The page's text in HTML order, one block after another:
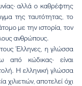
αλλά ο καθρέφτης
της ταυτότητας, το
με την ιστορία, τον
ανθρώπους.
από κώδικας· είναι
Η ελληνική γλώσσα
χιλιετιών, αποτελεί όχι